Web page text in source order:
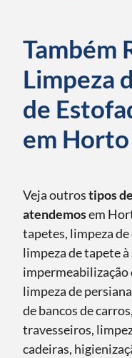
Também
Limpeza
de
em
Veja outrostipos
atendemosem
tapetes, limpeza
limpeza de tapete
impermeabilização
limpeza de
de bancos de
travesseiros,
cadeiras,